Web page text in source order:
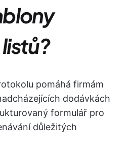
pomáhá firmám
dodávkách
formulář pro
důležitých